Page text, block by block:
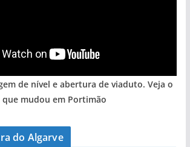
de nível e abertura de viaduto. Veja o
que mudou em Portimão
do Algarve